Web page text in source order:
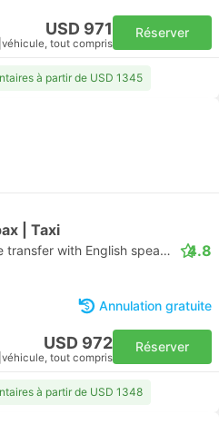
USD 971
véhicule, tout compris
Réserver
à partir de USD 1345
| Taxi
Daytrip private transfer with English speaking driver 4.8
Annulation gratuite
USD 972
véhicule, tout compris
Réserver
à partir de USD 1348